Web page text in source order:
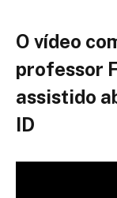
O vídeo
professor
assistido
ID